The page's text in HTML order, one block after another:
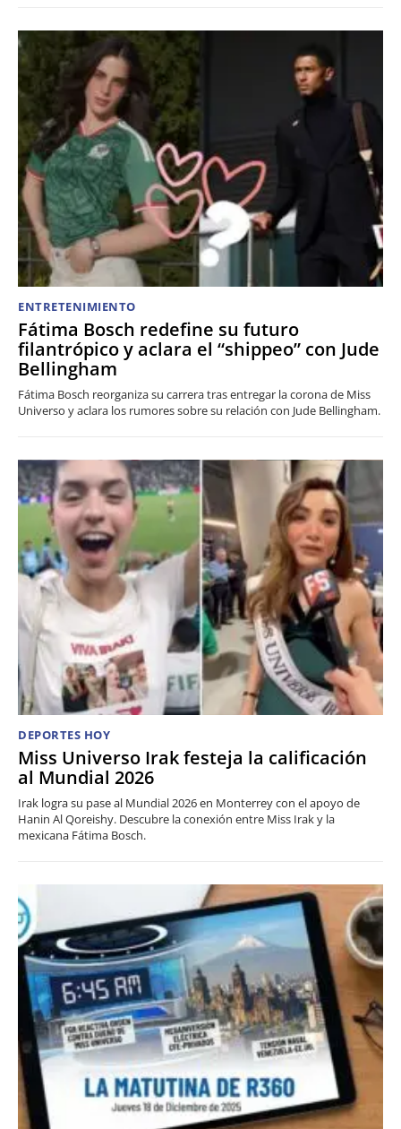
ENTRETENIMIENTO
Fátima Bosch redefine su futuro
filantrópico y aclara el “shippeo” con Jude
Bellingham
Fátima Bosch reorganiza su carrera tras entregar la corona de Miss
Universo y aclara los rumores sobre su relación con Jude Bellingham.
DEPORTES HOY
Miss Universo Irak festeja la calificación
al Mundial 2026
Irak logra su pase al Mundial 2026 en Monterrey con el apoyo de
Hanin Al Qoreishy. Descubre la conexión entre Miss Irak y la
mexicana Fátima Bosch.